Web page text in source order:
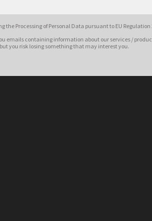
the Processing of Personal Data pursuant to EU
emails containing information about our services /
you risk losing something that may interest you.